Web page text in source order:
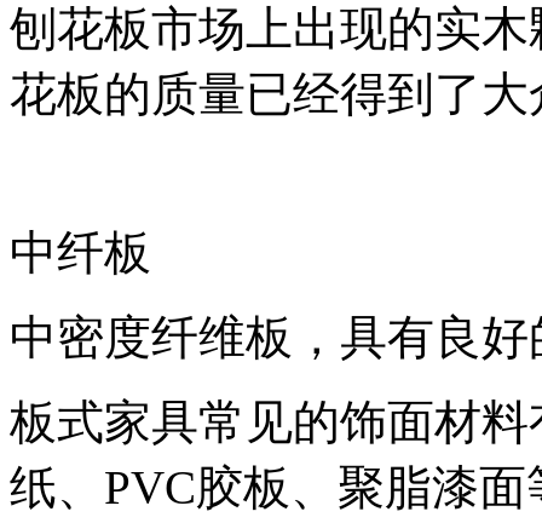
刨花板市场上出现的实
花板的质量已经得到了
中纤板
中密度纤维板，具有良
板式家具常见的饰面材
纸、PVC胶板、聚脂漆